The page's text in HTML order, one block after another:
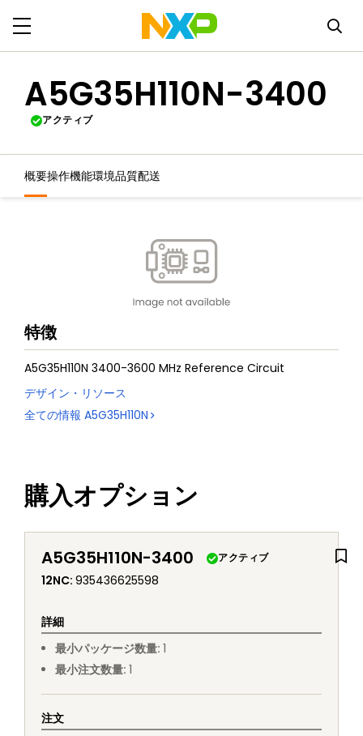
A5G35H110N-3400
アクティブ
概要操作機能環境品質配送
特徴
A5G35H110N 3400-3600 MHz Reference Circuit
デザイン・リソース
全ての情報 A5G35H110N
購入オプション
A5G35H110N-3400 アクティブ
12NC: 935436625598
詳細
最小パッケージ数量: 1
最小注文数量: 1
注文